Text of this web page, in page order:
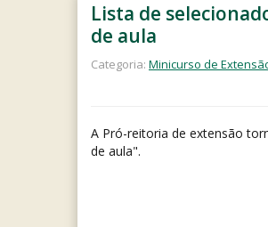
Lista de
de aula
Categoria: Minicurso de
A Pró-reitoria de extensão
de aula".